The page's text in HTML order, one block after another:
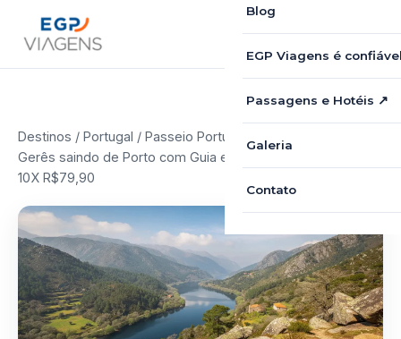
Blog
EGP Viagens é
Passagens e Hotéis ↗
Galeria
Contato
Destinos / Portugal / Passeio Portugal: Parque Nacional do
Gerês saindo de Porto com Guia em Português por apenas
10X R$79,90